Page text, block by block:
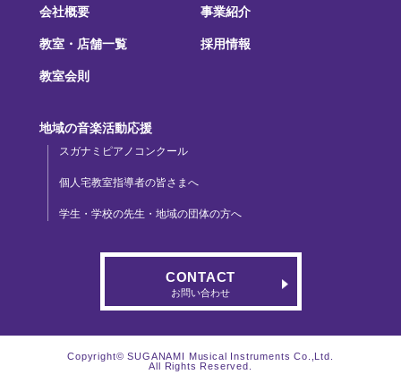
会社概要 事業紹介
教室・店舗一覧 採用情報
教室会則
地域の音楽活動応援
スガナミピアノコンクール
個人宅教室指導者の皆さまへ
学生・学校の先生・地域の団体の方へ
CONTACT
お問い合わせ
Copyright© SUGANAMI Musical Instruments Co.,Ltd.
All Rights Reserved.